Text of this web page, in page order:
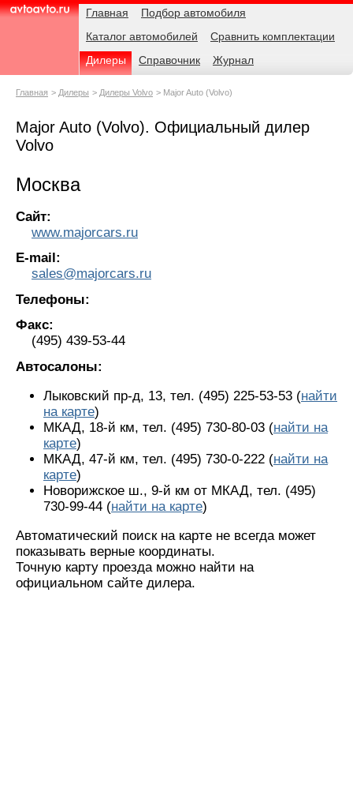
AvtoAvto.ru
Навигация Главная
Подбор автомобиля
Каталог автомобилей
Сравнить комплектации
Дилеры
Справочник Журнал
Родительские
Главная Дилеры Дилеры Volvo Major Auto (Volvo)
Major Auto (Volvo). Официальный дилер
Volvo
Москва
Сайт:
www.majorcars.ru
E-mail:
sales@majorcars.ru
Телефоны:
Факс:
(495) 439-53-44
Автосалоны:
Лыковский пр-д, 13, тел. (495) 225-53-53 (найти
на карте)
МКАД, 18-й км, тел. (495) 730-80-03 (найти на
карте)
МКАД, 47-й км, тел. (495) 730-0-222 (найти на
карте)
Новорижское ш., 9-й км от МКАД, тел. (495)
730-99-44 (найти на карте)
Автоматический поиск на карте не всегда может
показывать верные координаты.
Точную карту проезда можно найти на
официальном сайте дилера.